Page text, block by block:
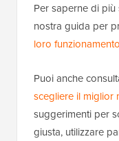
Per saperne di
nostra guida per
loro funzionamento
Puoi anche
scegliere il miglior
suggerimenti per
giusta, utilizzare